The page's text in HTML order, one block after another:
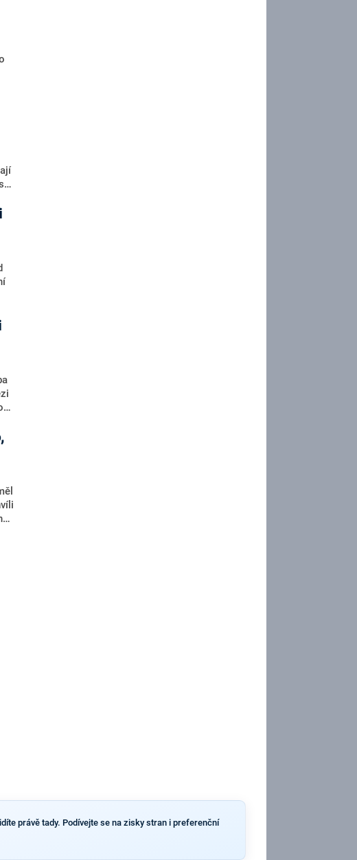
o
právě tady. Podívejte se na zisky stran i preferenční